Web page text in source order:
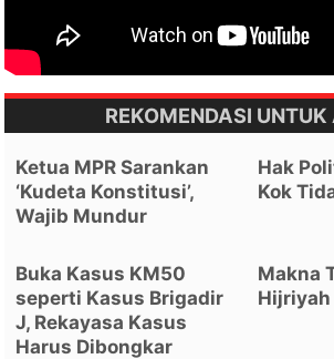
REKOMENDASI UNTUK
Ketua MPR Sarankan
‘Kudeta Konstitusi’,
Wajib Mundur
Hak
Kok
Buka Kasus KM50
seperti Kasus Brigadir
J, Rekayasa Kasus
Harus Dibongkar
Makna
Hijriyah